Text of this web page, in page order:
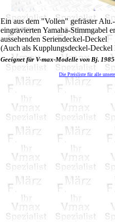
Ein aus dem "Vollen" gefräster
eingravierten Yamaha-Stimmgabel
aussehenden Seriendeckel-Deckel
(Auch als Kupplungsdeckel-
Geeignet für V-max-Modelle von Bj.
Die Preisliste für alle